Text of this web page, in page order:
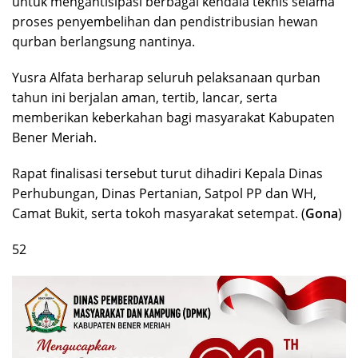
proses penyembelihan dan pendistribusian hewan
qurban berlangsung nantinya.
Yusra Alfata berharap seluruh pelaksanaan qurban
tahun ini berjalan aman, tertib, lancar, serta
memberikan keberkahan bagi masyarakat Kabupaten
Bener Meriah.
Rapat finalisasi tersebut turut dihadiri Kepala Dinas
Perhubungan, Dinas Pertanian, Satpol PP dan WH,
Camat Bukit, serta tokoh masyarakat setempat. (Gona)
52